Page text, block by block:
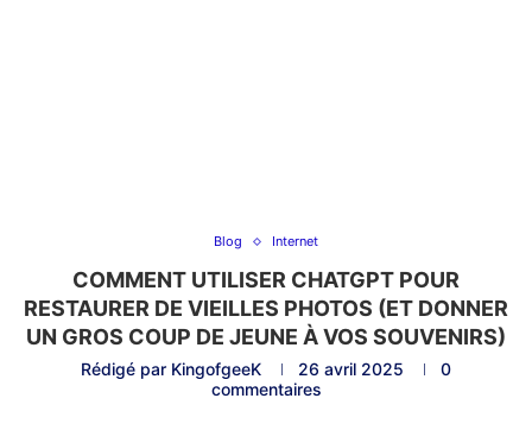
Blog Internet
COMMENT UTILISER CHATGPT POUR
RESTAURER DE VIEILLES PHOTOS (ET DONNER
UN GROS COUP DE JEUNE À VOS SOUVENIRS)
Rédigé par KingofgeeK 26 avril 2025
0
commentaires